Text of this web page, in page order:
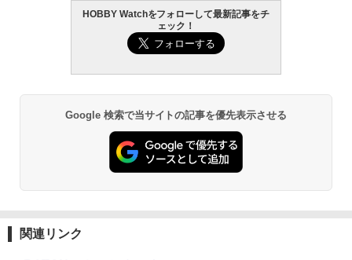
薄ニーハイソックス(素体は含みません)
(グレー)
￥1,998
りタンク 全6種アソート コンプリート 動
物 リス りす 戦闘機 戦車 かわいい フィ
ギュア おもちゃ ガチャ ガチャガチャ
￥2,100
4
ーガナイザー インサート ラージ 【メー
ル便】 HT-453【全品P5倍★8月4日20：
00〜11日1：59まで！】
【お買い物マラソン開催中♪ ポイント2
倍】【楽天1位!】グロック / MP7 / M9 用
ハイバレットバルブ NEO-R 東京マルイ
互換カスタムパーツ Laylax ライラクス
NINE BALL ナインボール ガスブローバ
￥841
ョックタワー/ESCプレート
￥880
4
X10 BALL BEARING 1280 2pic [BM-P
TAMASHII NATIONS S.H.フィギュアー
ツ ONE PIECE シャンクス -マリンフォ
ード頂上決戦- 約165mm PVC&ABS&布
TAMASHII NATIONS S.H.フィギュアー
ツ（真骨彫製法） 仮面ライダーBLACK
RX 約150mm PVC&ABS&布製 塗装済み
HG 機動戦士ガンダム00 グラハム専用ユ
ニオンフラッグカスタム 1/144スケール
色分け済みプラモデル
￥1,850
BANDAI SPIRITS(バンダイ スピリッツ)
30MS Fate/Grand Order アルトリア・
キャスター 色分け済みプラモデル
東京マルイ (TOKYO MARUI) ガスブロー
バックマシンガン No.14 20式 5.56mm
小銃 18歳以上 ガスブローバック
￥196,000
東京マルイ(TOKYO MARUI) No.21 H&K
USP HG 18歳以上エアーHOPハンドガン
￥3,409
4
タミヤ クラフトツールシリーズ No.123
先細薄刃ニッパー (ゲートカット用) プラ
モデル用工具 74123
￥2,781
GSIクレオス Mr.トップコート 水性プレ
ミアムトップコートスプレー 光沢 88ml
ホビー用仕上材 B601
HOBBY Watchをフォローして最新記事をチ
ェック！
Google 検索で当サイトの記事を優先表示させる
関連リンク